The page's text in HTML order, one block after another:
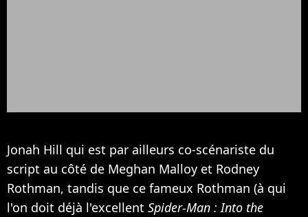
Jonah Hill qui est par ailleurs co-scénariste du
script au côté de Meghan Malloy et Rodney
Rothman, tandis que ce fameux Rothman (à qui
l'on doit déjà l'excellent Spider-Man : Into the